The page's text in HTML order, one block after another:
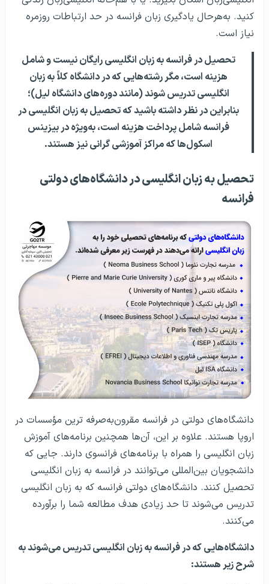
کنید. به‌هرحال یادگیری زبان فرانسه در حد ارتباطات روزمره
نیاز است.
تحصیل در فرانسه به زبان انگلیسی رایگان نیست و شامل
هزینه است، مگر رشته‌هایی که در دانشگاه کلاً به زبان
انگلیسی تدریس شوند (مانند دوره‌های دانشگاه لیل)؛
بنابراین در نظر داشته باشید که تحصیل به زبان انگلیسی در
فرانسه شامل پرداخت هزینه است، به‌ویژه در بیزینس
اسکول‌ها که مراکز آموزشی گرانی نیز هستند.
تحصیل به زبان انگلیسی در دانشگاه‌های دولتی
فرانسه
دانشگاه‌های دولتی در فرانسه مقرون‌به‌صرفه ترین مؤسسات در
اروپا هستند. علاوه بر این، آن‌ها همچنین برنامه‌های آموزش
زبان انگلیسی را همراه با برنامه‌های فرانسوی دارند. جایی که
دانشجویان بین‌المللی می‌توانند در فرانسه به زبان انگلیسی
تحصیل کنند. دانشگاه‌های دولتی فرانسه که به زبان انگلیسی
تدریس می‌شوند تا حد زیادی هدف مطالعه شما را برآورده
می‌کنند.
دانشگاه‌هایی که در فرانسه به زبان انگلیسی تدریس می‌شوند به
شرح زیر هستند: